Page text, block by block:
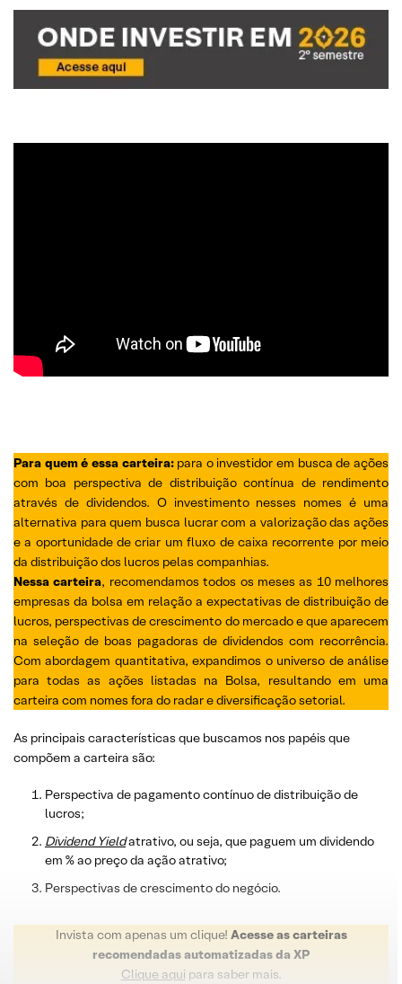
Para quem é essa carteira: para o investidor em busca de ações
com boa perspectiva de distribuição contínua de rendimento
através de dividendos. O investimento nesses nomes é uma
alternativa para quem busca lucrar com a valorização das ações
e a oportunidade de criar um fluxo de caixa recorrente por meio
da distribuição dos lucros pelas companhias.
Nessa carteira, recomendamos todos os meses as 10 melhores
empresas da bolsa em relação a expectativas de distribuição de
lucros, perspectivas de crescimento do mercado e que aparecem
na seleção de boas pagadoras de dividendos com recorrência.
Com abordagem quantitativa, expandimos o universo de análise
para todas as ações listadas na Bolsa, resultando em uma
carteira com nomes fora do radar e diversificação setorial.
As principais características que buscamos nos papéis que
compõem a carteira são:
Perspectiva de pagamento contínuo de distribuição de
lucros;
Dividend Yieldatrativo, ou seja, que paguem um dividendo
em % ao preço da ação atrativo;
Perspectivas de crescimento do negócio.
Invista com apenas um clique! Acesse as carteiras
recomendadas automatizadas da XP
Clique aqui para saber mais.